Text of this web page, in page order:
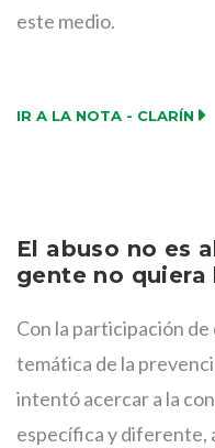
este medio.
IR A LA NOTA - CLARÍN
El abuso no es
gente no quiera
Con la participación
temática de la
intentó acercar a la
específica y diferente,